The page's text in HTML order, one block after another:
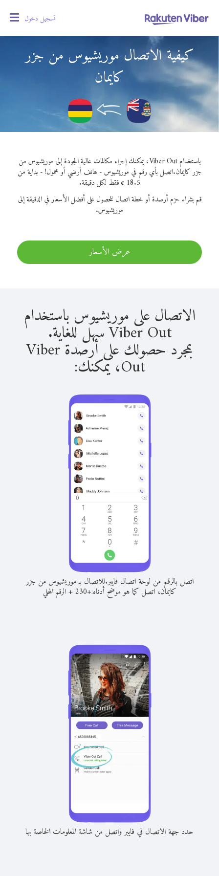
تسجيل دخول
كيفية الاتصال موريشيوس من جزر
كايمان
باستخدام Viber Out، يمكنك إجراء مكالمات عالية الجودة إلى موريشيوس من
جزر كايمان.اتصل بأي رقم في موريشيوس - هاتف أرضي أو محمول! - بداية من
18.5 ¢ فقط لكل دقيقة.
قم بشراء حزم أرصدة أو خطة اتصال للحصول على أفضل الأسعار في الدقيقة إلى
موريشيوس.
عرض الأسعار
الاتصال على موريشيوس باستخدام
Viber Out سهل للغاية.
بمجرد حصولك على أرصدة Viber
Out، يمكنك:
اتصل بالرقم من لوحة اتصال فايبر.للاتصال بـ موريشيوس من جزر
كايمان، اتصل كما هو موضح أدناه:+
230
+الرقم المحلي
حدد جهة الاتصال في فايبر واتصل من شاشة المعلومات الخاصة بها